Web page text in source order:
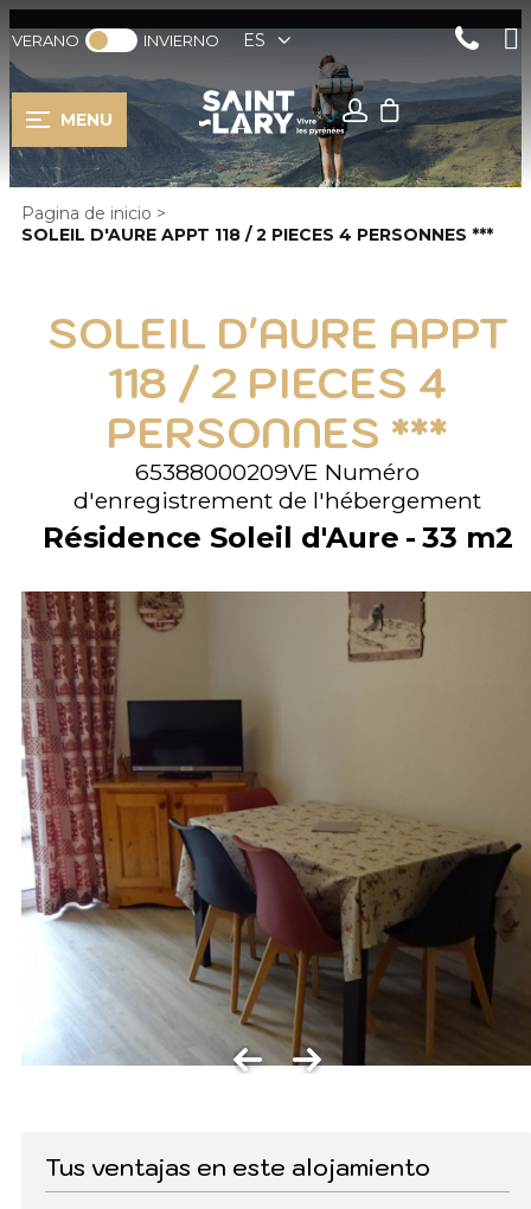
VERANO INVIERNO ES
MENU
Pagina de inicio >
SOLEIL D'AURE APPT 118 / 2 PIECES 4 PERSONNES ***
SOLEIL D'AURE APPT
118 / 2 PIECES 4
PERSONNES ***
65388000209VE Numéro
d'enregistrement de l'hébergement
Résidence Soleil d'Aure 33 m2
Tus ventajas en este alojamiento